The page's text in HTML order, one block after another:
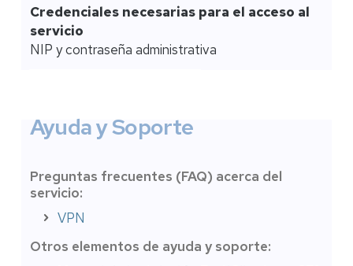
Credenciales necesarias para el acceso al
servicio
NIP y contraseña administrativa
Ayuda y Soporte
Preguntas frecuentes (FAQ) acerca del
servicio:
VPN
Otros elementos de ayuda y soporte: